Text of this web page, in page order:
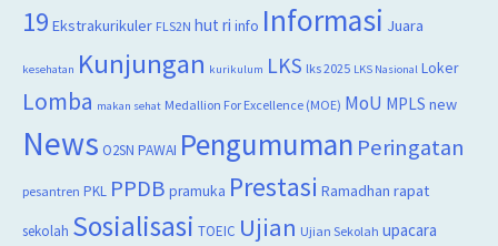
19 Ekstrakurikuler FLS2N hut ri info Informasi Juara
kesehatan Kunjungan kurikulum LKS lks 2025 LKS Nasional Loker
Lomba makan sehat Medallion For Excellence (MOE) MoU MPLS new
News O2SN PAWAI Pengumuman Peringatan
pesantren PKL PPDB pramuka Prestasi Ramadhan rapat
sekolah Sosialisasi TOEIC Ujian Ujian Sekolah upacara